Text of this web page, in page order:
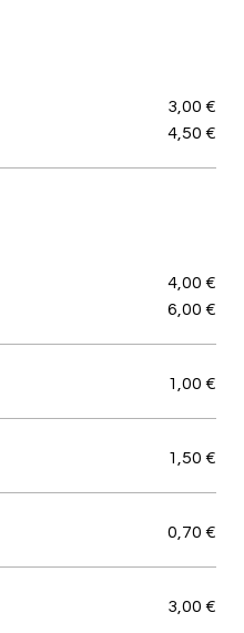
3,00 €
4,50 €
4,00 €
6,00 €
1,00 €
1,50 €
0,70 €
3,00 €